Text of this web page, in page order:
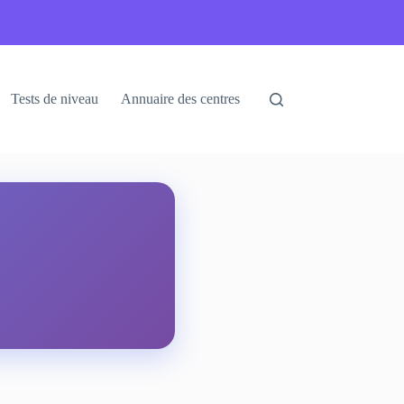
Tests de niveau Annuaire des centres